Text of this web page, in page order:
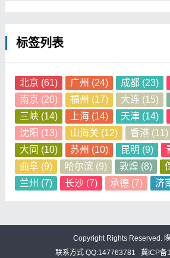
标签列表
北京 (61) 广州 (24) 成都(23)
南京 (20) 福州 (17) 大连 (15)
三峡(14) 上海(14) 天津(14)
沈阳 (13) 山海关 (12) 香港(11)
大同 (10) 苏州 (10) 昆明 (9)
曲阜(9) 哈尔滨 (9) 敦煌 (8)
兰州 (7) 长沙(7) 承德(7) 济
Copyright Rights Reserved.
联系方式 QQ:147763781
冀ICP备